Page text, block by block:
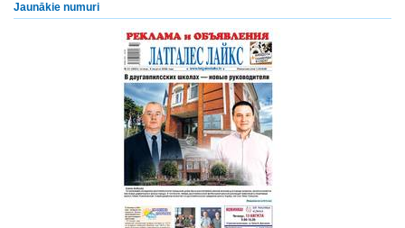
Jaunākie numuri